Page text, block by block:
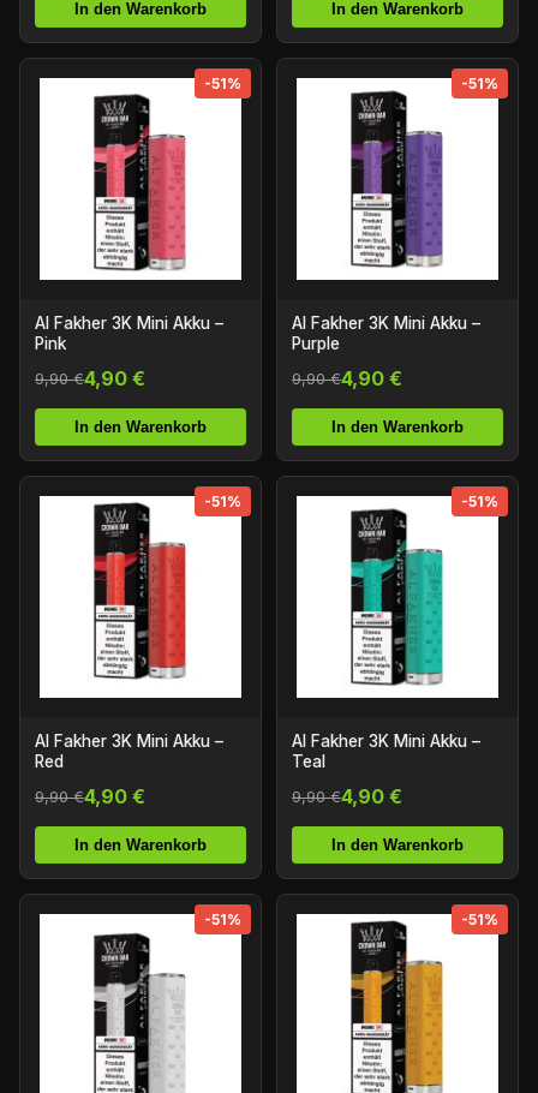
In den Warenkorb In den Warenkorb
-51%
Al Fakher 3K Mini Akku –
Pink
9,90 €4,90 €
In den Warenkorb
-51%
Al Fakher 3K Mini Akku –
Purple
9,90 €4,90 €
In den Warenkorb
-51%
Al Fakher 3K Mini Akku –
Red
9,90 €4,90 €
In den Warenkorb
-51%
Al Fakher 3K Mini Akku –
Teal
9,90 €4,90 €
In den Warenkorb
-51% -51%